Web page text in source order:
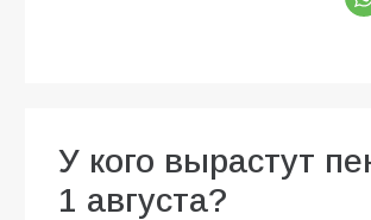
У кого вырастут
1 августа?